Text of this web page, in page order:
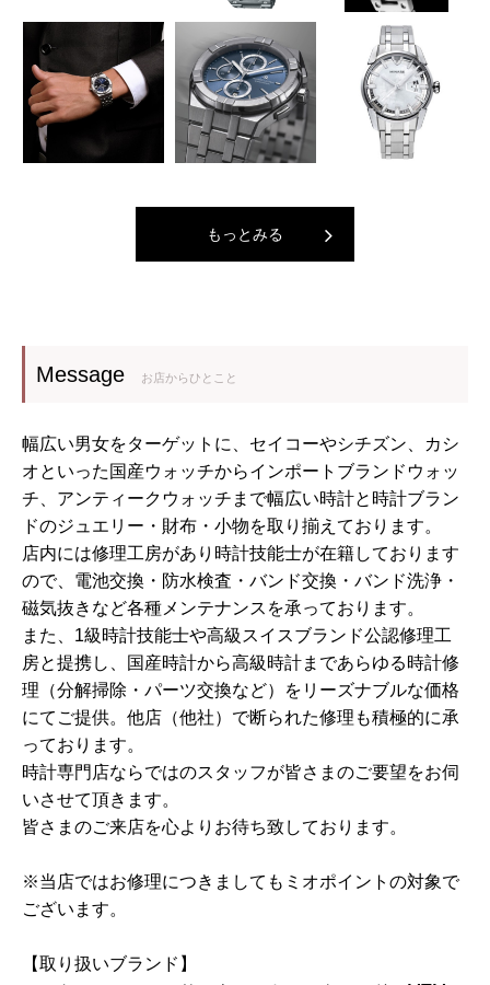
もっとみる
Message お店からひとこと
幅広い男女をターゲットに、セイコーやシチズン、カシ
オといった国産ウォッチからインポートブランドウォッ
チ、アンティークウォッチまで幅広い時計と時計ブラン
ドのジュエリー・財布・小物を取り揃えております。
店内には修理工房があり時計技能士が在籍しております
ので、電池交換・防水検査・バンド交換・バンド洗浄・
磁気抜きなど各種メンテナンスを承っております。
また、1級時計技能士や高級スイスブランド公認修理工
房と提携し、国産時計から高級時計まであらゆる時計修
理（分解掃除・パーツ交換など）をリーズナブルな価格
にてご提供。他店（他社）で断られた修理も積極的に承
っております。
時計専門店ならではのスタッフが皆さまのご要望をお伺
いさせて頂きます。
皆さまのご来店を心よりお待ち致しております。
※当店ではお修理につきましてもミオポイントの対象で
ございます。
【取り扱いブランド】